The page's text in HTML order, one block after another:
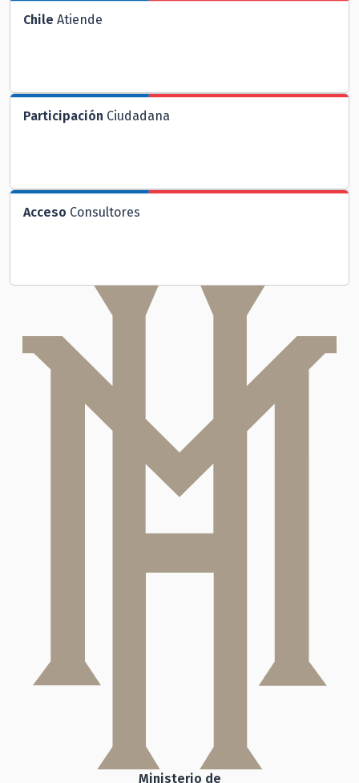
Chile Atiende
Participación Ciudadana
Acceso Consultores
Ministerio de